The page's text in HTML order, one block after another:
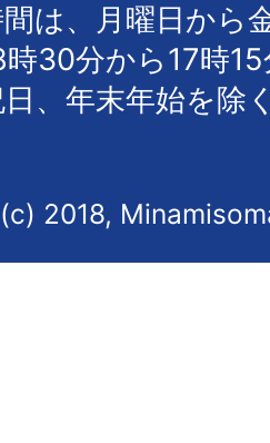
は、月曜日から
時30分から17時
日、年末年始を除
(c) 2018,